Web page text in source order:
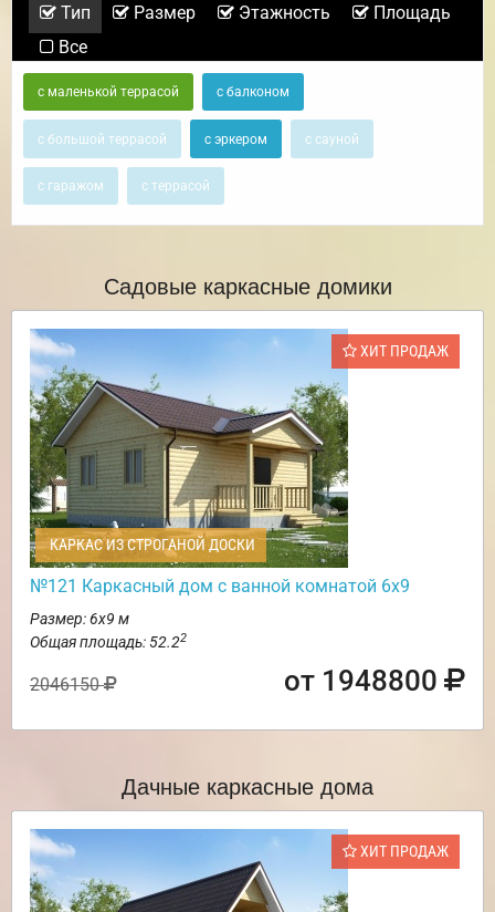
Тип Размер Этажность
Площадь
Все
с маленькой террасой с балконом
с большой террасой с эркером с сауной
с гаражом с террасой
Садовые каркасные домики
ХИТ ПРОДАЖ
КАРКАС ИЗ СТРОГАНОЙ ДОСКИ
№121 Каркасный дом с ванной комнатой 6х9
Размер: 6х9 м
Общая площадь: 52.22
2046150 от 1948800
Дачные каркасные дома
ХИТ ПРОДАЖ